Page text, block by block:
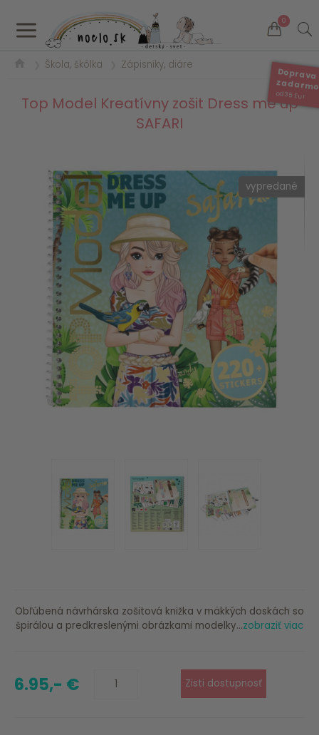
a 0
Doprava
od 35 Eur
Škola, škôlka Zápisníky, diáre
Top Model Kreatívny zošit Dress me up
SAFARI
vypredané
Obľúbená návrhárska zošitová knižka v mäkkých doskách so
špirálou a predkreslenými obrázkami modelky...zobraziť viac
6.95,- €